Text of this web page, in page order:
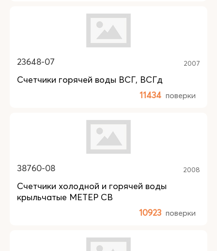
23648-07 2007
Счетчики горячей воды ВСГ, ВСГд
11434 поверки
38760-08 2008
Счетчики холодной и горячей воды
крыльчатые МЕТЕР СВ
10923 поверки